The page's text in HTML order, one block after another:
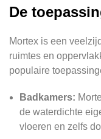
De
Mortex is een
ruimtes en
populaire
Badkamers:
de waterdichte
vloeren en zelfs